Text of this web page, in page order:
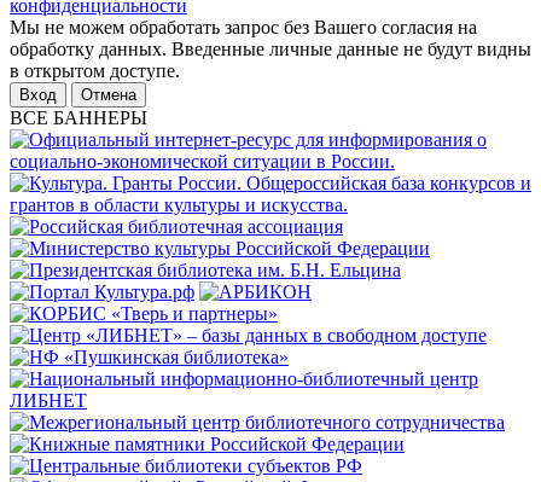
конфиденциальности
Мы не можем обработать запрос без Вашего согласия на
обработку данных. Введенные личные данные не будут видны
в открытом доступе.
Отмена
ВСЕ БАННЕРЫ